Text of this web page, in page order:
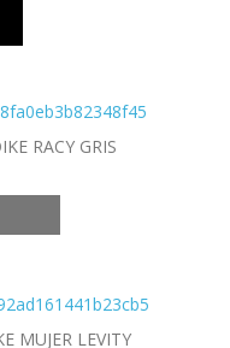
RACY GRIS
MUJER LEVITY